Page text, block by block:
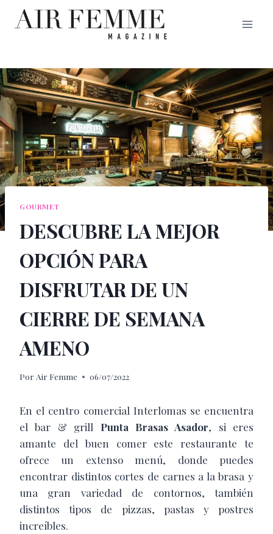
Saltar
GOURMET
DESCUBRE LA MEJOR
OPCIÓN PARA
DISFRUTAR DE UN
CIERRE DE SEMANA
AMENO
Por Air Femme 06/07/2022
En el centro comercial Interlomas se encuentra
el bar & grill Punta Brasas Asador, si eres
amante del buen comer este restaurante te
ofrece un extenso menú, donde puedes
encontrar distintos cortes de carnes a la brasa y
una gran variedad de contornos, también
distintos tipos de pizzas, pastas y postres
increíbles.